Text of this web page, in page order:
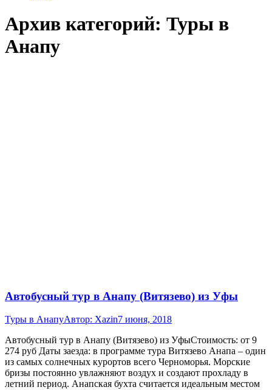
Архив категорий: Туры в
Анапу
Автобусный тур в Анапу (Витязево) из Уфы
Туры в АнапуАвтор: Xazin7 июня, 2018
Автобусный тур в Анапу (Витязево) из УфыСтоимость: от 9
274 руб Даты заезда: в программе тура Витязево Анапа – один
из самых солнечных курортов всего Черноморья. Морские
бризы постоянно увлажняют воздух и создают прохладу в
летний период. Анапская бухта считается идеальным местом